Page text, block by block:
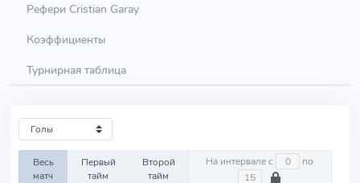
Рефери Cristian Garay
Коэффициенты
Турнирная таблица
Весь
матч
Первый
тайм
Второй
тайм
На интервале с по